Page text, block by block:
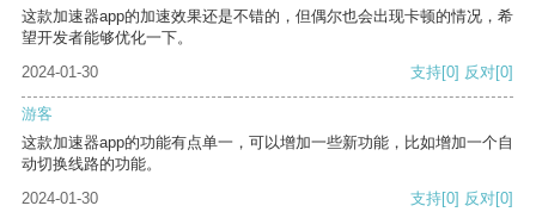
这款加速器app的加速效果还是不错的，但偶尔也会出现卡顿的情况，希
望开发者能够优化一下。
2024-01-30
支持[0] 反对[0]
游客
这款加速器app的功能有点单一，可以增加一些新功能，比如增加一个自
动切换线路的功能。
2024-01-30
支持[0] 反对[0]